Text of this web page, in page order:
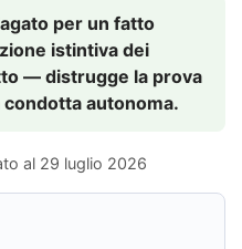
per un fatto
istintiva dei
— distrugge la prova
autonoma.
al 29 luglio 2026